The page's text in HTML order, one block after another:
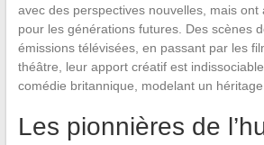
avec des perspectives nouvelles, mais ont
pour les générations futures. Des scènes
émissions télévisées, en passant par les
théâtre, leur apport créatif est
comédie britannique, modelant un
Les pionnières de